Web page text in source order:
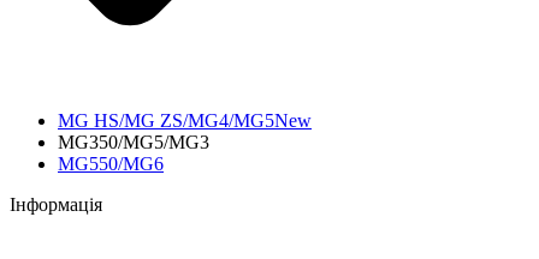
MG HS/MG ZS/MG4/MG5New
MG350/MG5/MG3
MG550/MG6
Інформація